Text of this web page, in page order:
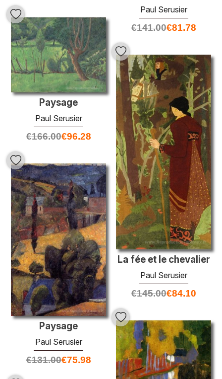
Paul Serusier
€141.00€81.78
Paysage
Paul Serusier
€166.00€96.28
La fée et le chevalier
Paul Serusier
€145.00€84.10
Paysage
Paul Serusier
€131.00€75.98